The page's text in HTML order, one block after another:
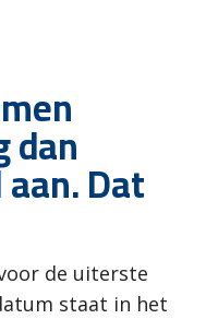
dan
Dat
de uiterste
staat in het